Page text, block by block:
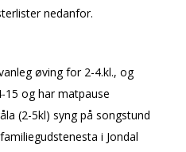
nedanfor.
øving for 2-4.kl., og
15 og har matpause
(2-5kl) syng på songstund
i Jondal